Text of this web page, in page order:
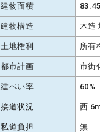
建物面積
建物構造 木造
土地権利 所有
都市計画 市街
建ぺい率 60%
接道状況 西
私道負担 無